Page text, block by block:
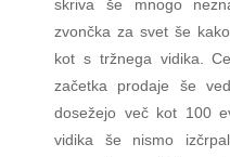
skriva še mnogo
zvončka za svet še
kot s tržnega vidika.
začetka prodaje še
dosežejo več kot 100
vidika še nismo